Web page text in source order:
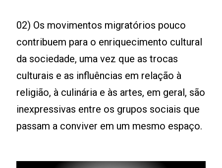
02) Os movimentos migratórios pouco
contribuem para o enriquecimento cultural
da sociedade, uma vez que as trocas
culturais e as influências em relação à
religião, à culinária e às artes, em geral, são
inexpressivas entre os grupos sociais que
passam a conviver em um mesmo espaço.